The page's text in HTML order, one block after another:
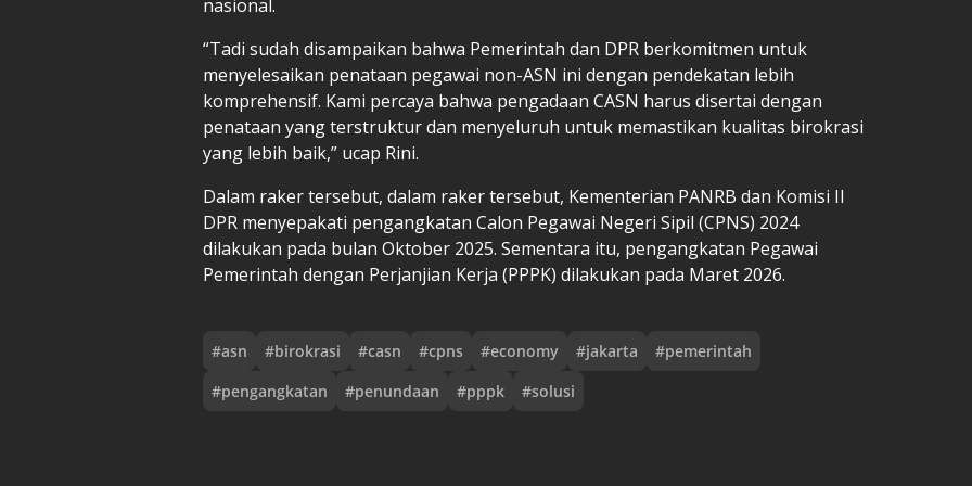
nasional.
“Tadi sudah disampaikan bahwa Pemerintah dan DPR berkomitmen untuk
menyelesaikan penataan pegawai non-ASN ini dengan pendekatan lebih
komprehensif. Kami percaya bahwa pengadaan CASN harus disertai dengan
penataan yang terstruktur dan menyeluruh untuk memastikan kualitas birokrasi
yang lebih baik,” ucap Rini.
Dalam raker tersebut, dalam raker tersebut, Kementerian PANRB dan Komisi II
DPR menyepakati pengangkatan Calon Pegawai Negeri Sipil (CPNS) 2024
dilakukan pada bulan Oktober 2025. Sementara itu, pengangkatan Pegawai
Pemerintah dengan Perjanjian Kerja (PPPK) dilakukan pada Maret 2026.
#asn #birokrasi #casn #cpns #economy #jakarta #pemerintah
#pengangkatan #penundaan #pppk #solusi